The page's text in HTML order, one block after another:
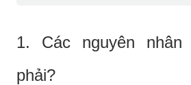
1. Các nguyên
phải?